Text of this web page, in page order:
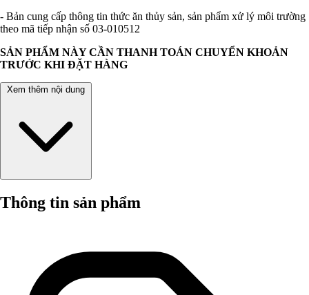
- Bản cung cấp thông tin thức ăn thủy sản, sản phẩm xử lý môi trường
theo mã tiếp nhận số 03-010512
SẢN PHẨM NÀY CẦN THANH TOÁN CHUYỂN KHOẢN
TRƯỚC KHI ĐẶT HÀNG
Xem thêm nội dung
Thông tin sản phẩm